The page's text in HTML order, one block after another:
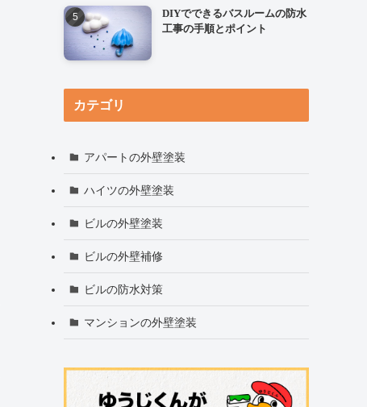
DIYでできるバスルームの防水
工事の手順とポイント
カテゴリ
アパートの外壁塗装
ハイツの外壁塗装
ビルの外壁塗装
ビルの外壁補修
ビルの防水対策
マンションの外壁塗装